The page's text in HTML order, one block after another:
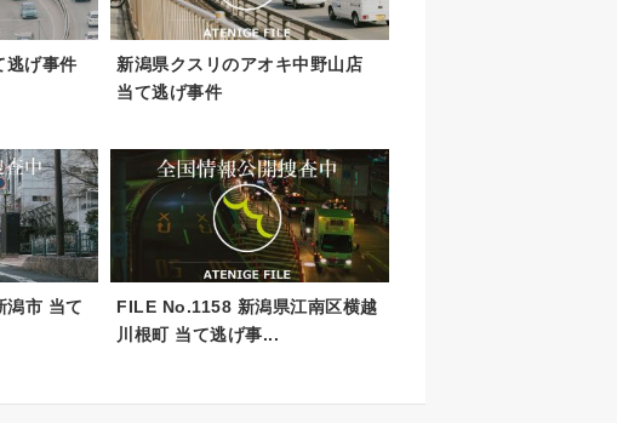
逃げ事件
新潟県クスリのアオキ中野山店
当て逃げ事件
市 当て
FILE No.1158 新潟県江南区横越
川根町 当て逃げ事...